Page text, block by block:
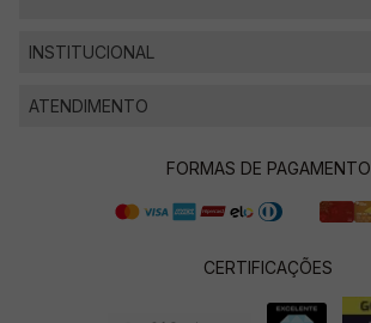
INSTITUCIONAL
ATENDIMENTO
FORMAS DE PAGAMENTO
CERTIFICAÇÕES